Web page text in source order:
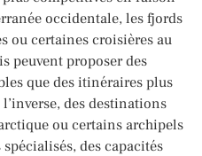
occidentale, les fjords
ou certaines croisières au
peuvent proposer des
que des itinéraires plus
des destinations
ou certains archipels
des capacités